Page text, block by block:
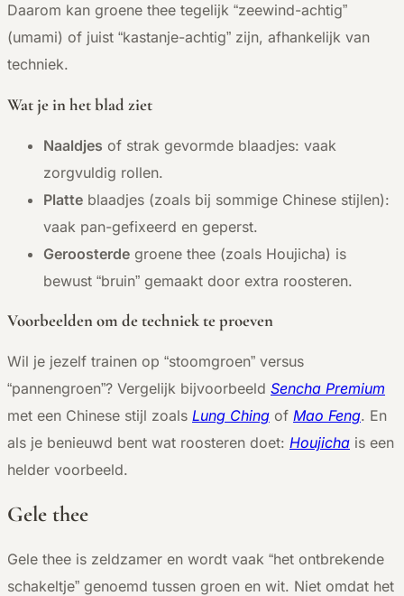
Daarom kan groene thee tegelijk “zeewind-achtig”
(umami) of juist “kastanje-achtig” zijn, afhankelijk van
techniek.
Wat je in het blad ziet
Naaldjes of strak gevormde blaadjes: vaak
zorgvuldig rollen.
Platte blaadjes (zoals bij sommige Chinese stijlen):
vaak pan-gefixeerd en geperst.
Geroosterde groene thee (zoals Houjicha) is
bewust “bruin” gemaakt door extra roosteren.
Voorbeelden om de techniek te proeven
Wil je jezelf trainen op “stoomgroen” versus
“pannengroen”? Vergelijk bijvoorbeeld Sencha Premium
met een Chinese stijl zoals Lung Ching of Mao Feng. En
als je benieuwd bent wat roosteren doet: Houjicha is een
helder voorbeeld.
Gele thee
Gele thee is zeldzamer en wordt vaak “het ontbrekende
schakeltje” genoemd tussen groen en wit. Niet omdat het